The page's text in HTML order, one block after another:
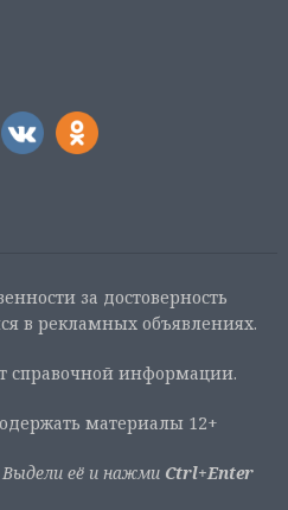
за достоверность
в рекламных объявлениях.
справочной информации.
материалы 12+
её и нажми Ctrl+Enter